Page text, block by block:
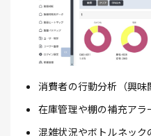
消費者の行動分析（興味
在庫管理や棚の補充アラ
混雑状況やボトルネック